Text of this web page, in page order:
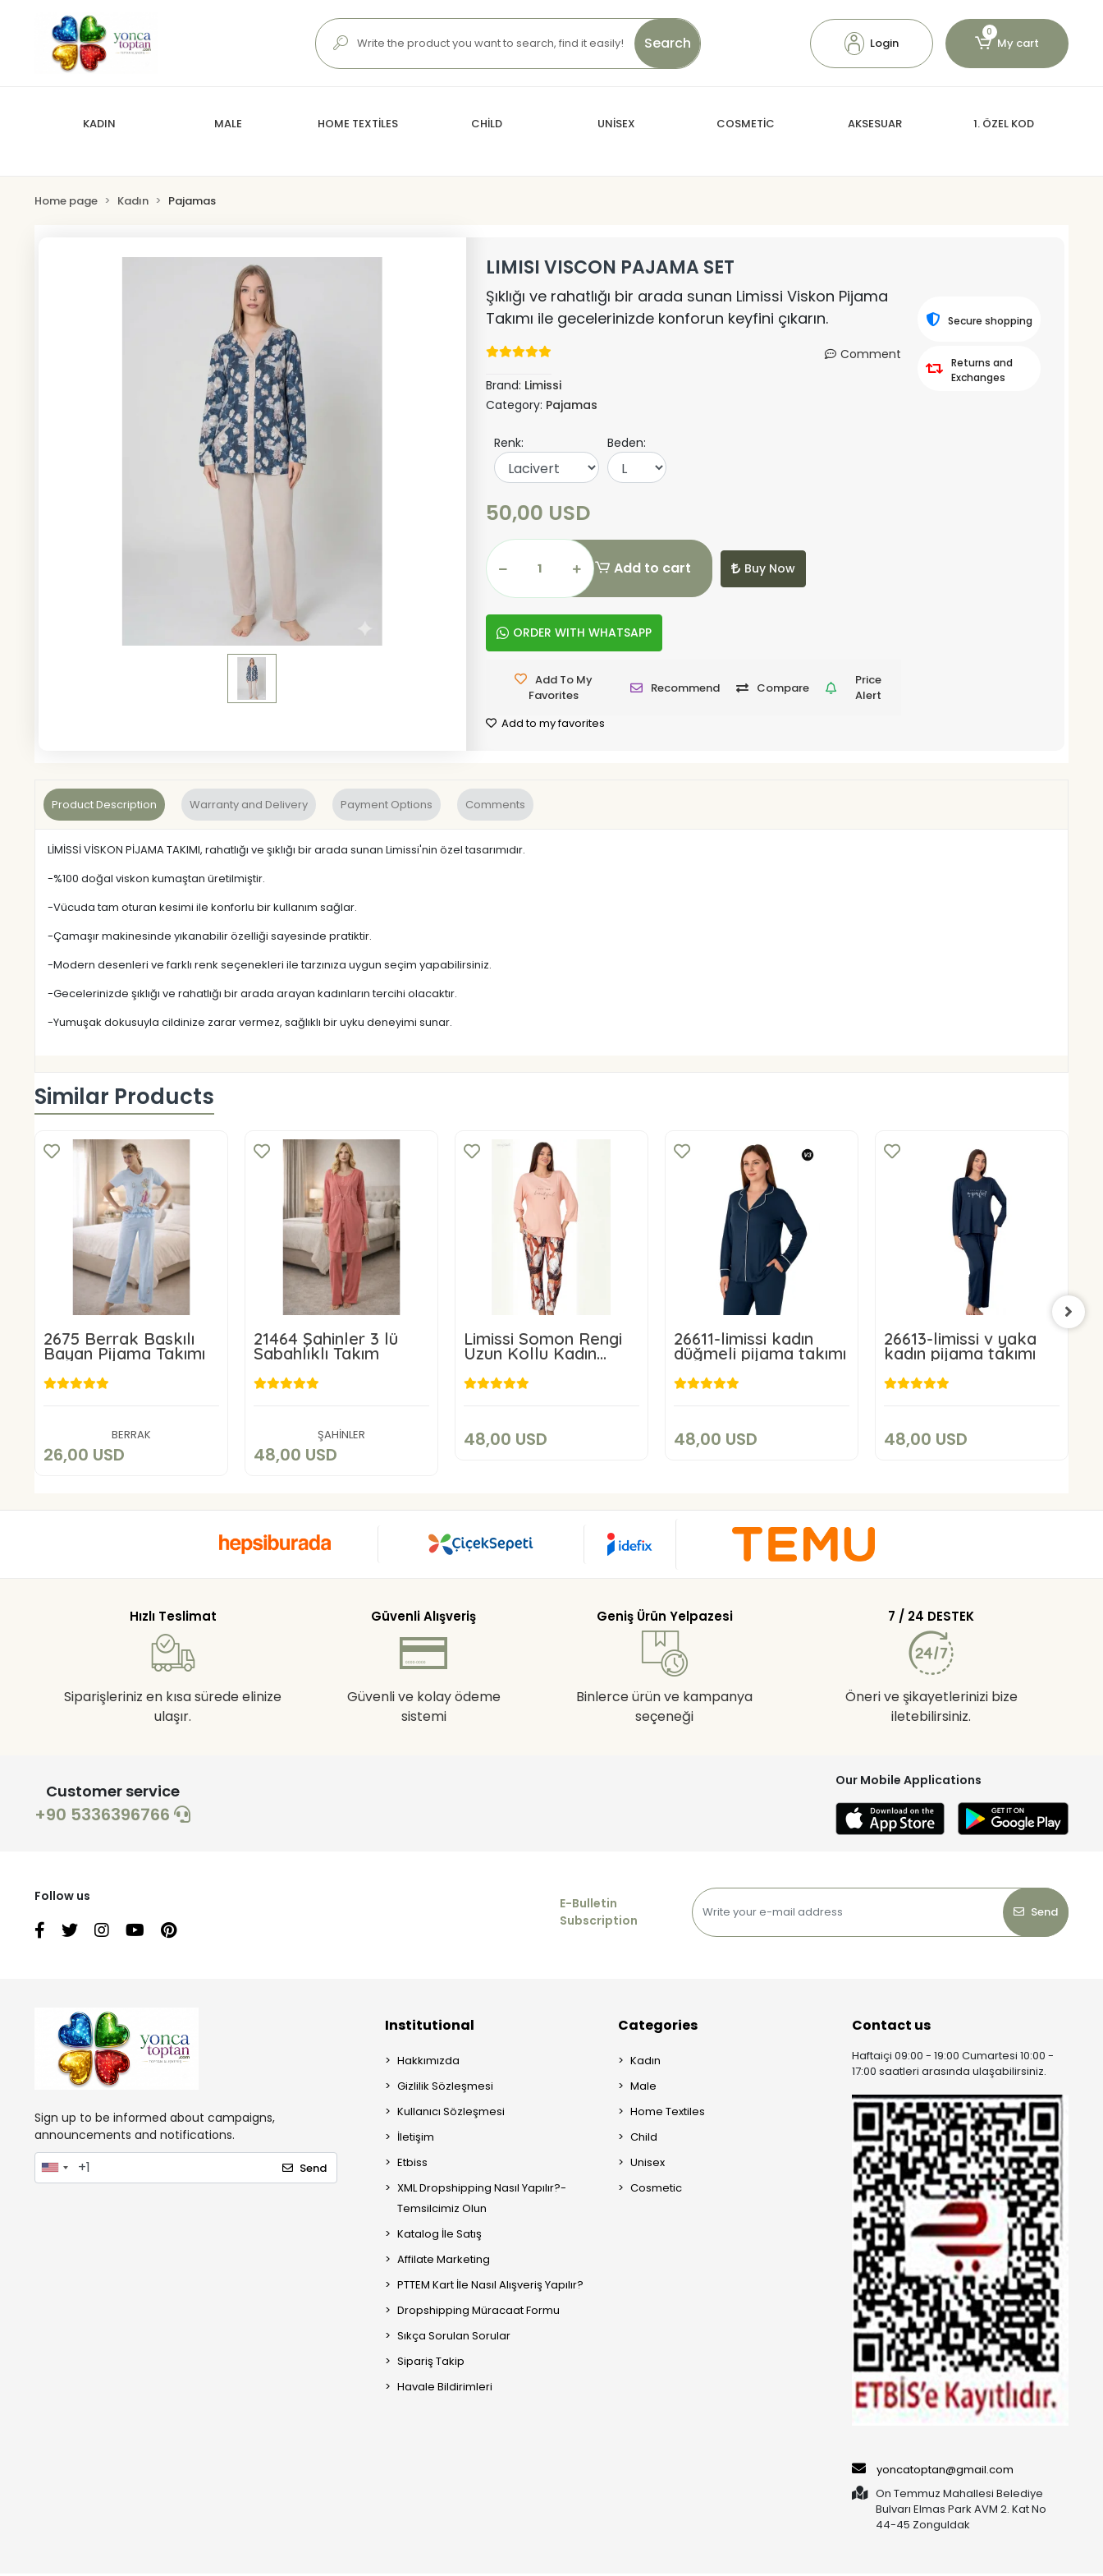
Search Login
0
My cart
KADIN MALE HOME TEXTİLES CHİLD UNİSEX COSMETİC AKSESUAR 1. ÖZEL KOD
Home page Kadın Pajamas
LIMISI VISCON PAJAMA SET
Şıklığı ve rahatlığı bir arada sunan Limissi Viskon Pijama
Takımı ile gecelerinizde konforun keyfini çıkarın.
Comment
Brand: Limissi
Category: Pajamas
Renk: Beden:
50,00 USD
Add to cart Buy Now
ORDER WITH WHATSAPP
Add To My
Favorites
Recommend Compare
Price
Alert
Add to my favorites
Secure shopping
Returns and
Exchanges
Product Description Warranty and Delivery Payment Options Comments
LİMİSSİ VİSKON PİJAMA TAKIMI, rahatlığı ve şıklığı bir arada sunan Limissi'nin özel tasarımıdır.
-%100 doğal viskon kumaştan üretilmiştir.
-Vücuda tam oturan kesimi ile konforlu bir kullanım sağlar.
-Çamaşır makinesinde yıkanabilir özelliği sayesinde pratiktir.
-Modern desenleri ve farklı renk seçenekleri ile tarzınıza uygun seçim yapabilirsiniz.
-Gecelerinizde şıklığı ve rahatlığı bir arada arayan kadınların tercihi olacaktır.
-Yumuşak dokusuyla cildinize zarar vermez, sağlıklı bir uyku deneyimi sunar.
Similar Products
2675 Berrak Baskılı
Bayan Pijama Takımı
BERRAK
26,00 USD
Add to cart
21464 Şahinler 3 lü
Sabahlıklı Takım
ŞAHİNLER
48,00 USD
Add to cart
Limissi Somon Rengi
Uzun Kollu Kadın
48,00 USD
48,00 USD
26611-limissi kadın
düğmeli pijama takımı
48,00 USD
48,00 USD
26613-limissi v yaka
kadın pijama takımı
48,00 USD
48,00 USD
Hızlı Teslimat
Siparişleriniz en kısa sürede elinize
ulaşır.
Güvenli Alışveriş
Güvenli ve kolay ödeme
sistemi
Geniş Ürün Yelpazesi
Binlerce ürün ve kampanya
seçeneği
7 / 24 DESTEK
Öneri ve şikayetlerinizi bize
iletebilirsiniz.
Customer service
+90 5336396766
Our Mobile Applications
Follow us
E-Bulletin
Subscription
Send
Sign up to be informed about campaigns,
announcements and notifications.
Send
Institutional
Hakkımızda
Gizlilik Sözleşmesi
Kullanıcı Sözleşmesi
İletişim
Etbiss
XML Dropshipping Nasıl Yapılır?-
Temsilcimiz Olun
Katalog İle Satış
Affilate Marketing
PTTEM Kart İle Nasıl Alışveriş Yapılır?
Dropshipping Müracaat Formu
Sıkça Sorulan Sorular
Sipariş Takip
Havale Bildirimleri
Categories
Kadın
Male
Home Textiles
Child
Unisex
Cosmetic
Contact us
Haftaiçi 09:00 - 19:00 Cumartesi 10:00 -
17:00 saatleri arasında ulaşabilirsiniz.
yoncatoptan@gmail.com
On Temmuz Mahallesi Belediye
Bulvarı Elmas Park AVM 2. Kat No
44-45 Zonguldak